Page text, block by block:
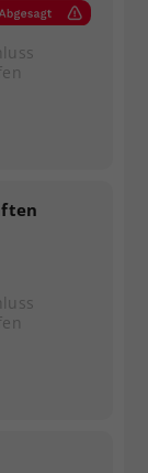
Consent-
eine
falls der